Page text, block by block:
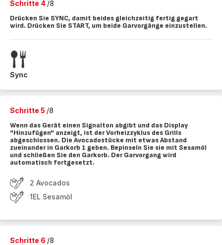
Schritte 4 /8
Drücken Sie SYNC, damit beides gleichzeitig fertig gegart
wird. Drücken Sie START, um beide Garvorgänge einzustellen.
Sync
Schritte 5 /8
Wenn das Gerät einen Signalton abgibt und das Display
"Hinzufügen" anzeigt, ist der Vorheizzyklus des Grills
abgeschlossen. Die Avocadostücke mit etwas Abstand
zueinander in Garkorb 1 geben. Bepinseln Sie sie mit Sesamöl
und schließen Sie den Garkorb. Der Garvorgang wird
automatisch fortgesetzt.
2 Avocados
1EL Sesamöl
Schritte 6 /8